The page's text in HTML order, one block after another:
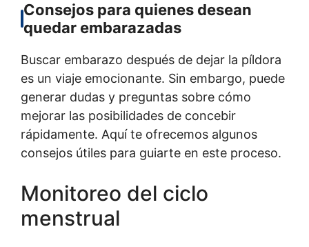
Consejos para quienes desean
quedar embarazadas
Buscar embarazo después de dejar la píldora
es un viaje emocionante. Sin embargo, puede
generar dudas y preguntas sobre cómo
mejorar las posibilidades de concebir
rápidamente. Aquí te ofrecemos algunos
consejos útiles para guiarte en este proceso.
Monitoreo del ciclo
menstrual